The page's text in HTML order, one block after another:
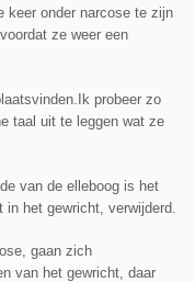
keer onder narcose te zijn
ze weer een
Ik probeer zo
taal uit te leggen wat ze
van de elleboog is het
het gewricht, verwijderd.
gaan zich
van het gewricht, daar